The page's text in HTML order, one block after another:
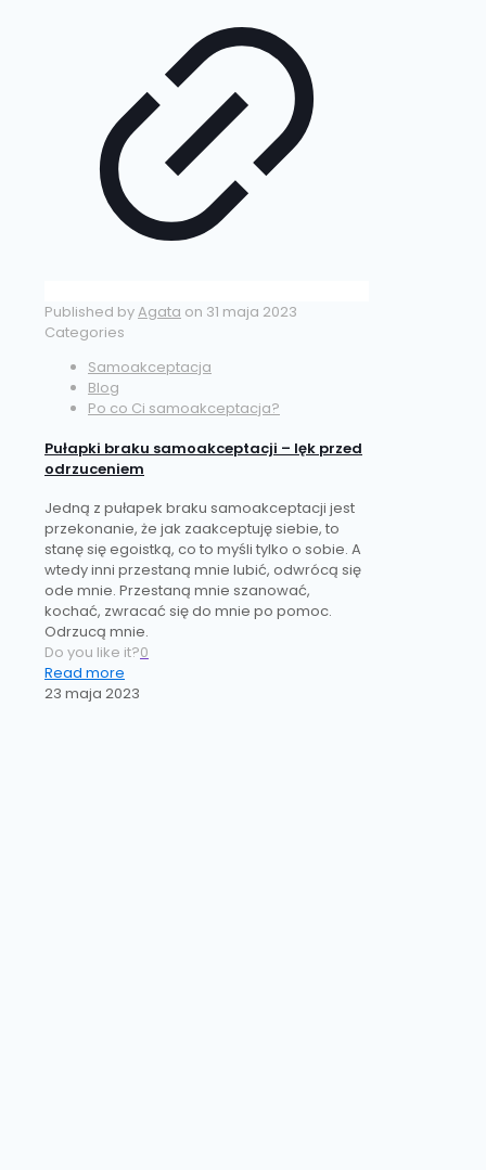
Published byAgata on 31 maja 2023
Categories
Samoakceptacja
Blog
Po co Ci samoakceptacja?
Pułapki braku samoakceptacji – lęk przed
odrzuceniem
Jedną z pułapek braku samoakceptacji jest
przekonanie, że jak zaakceptuję siebie, to
stanę się egoistką, co to myśli tylko o sobie. A
wtedy inni przestaną mnie lubić, odwrócą się
ode mnie. Przestaną mnie szanować,
kochać, zwracać się do mnie po pomoc.
Odrzucą mnie.
Do you like it?0
Read more
23 maja 2023